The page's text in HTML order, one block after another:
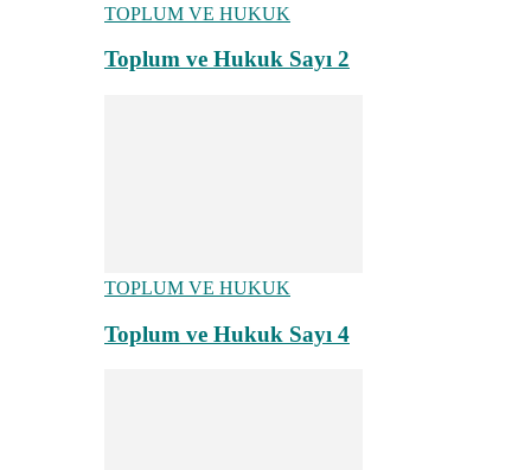
TOPLUM VE HUKUK
Toplum ve Hukuk Sayı 2
TOPLUM VE HUKUK
Toplum ve Hukuk Sayı 4